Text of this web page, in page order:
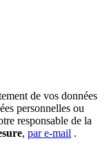
de vos données
personnelles ou
responsable de la
, par e-mail .